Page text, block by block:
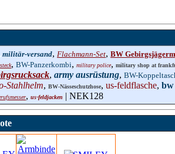
militär-versand, Flachmann-Set, BW
, BW-Panzerkombi, military police, military shop at
, army ausrüstung, BW-
Stahlhelm, BW-Nässeschutzhose, us-feldflasche, bw
, us-feldjacken | NEK128